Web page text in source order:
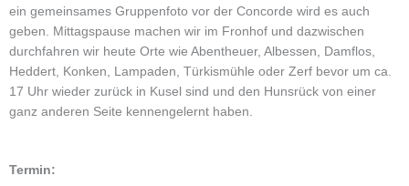
ein gemeinsames Gruppenfoto vor der Concorde wird es auch
geben. Mittagspause machen wir im Fronhof und dazwischen
durchfahren wir heute Orte wie Abentheuer, Albessen, Damflos,
Heddert, Konken, Lampaden, Türkismühle oder Zerf bevor um ca.
17 Uhr wieder zurück in Kusel sind und den Hunsrück von einer
ganz anderen Seite kennengelernt haben.
Termin: